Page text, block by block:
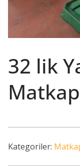
32 lik
Kategoriler: